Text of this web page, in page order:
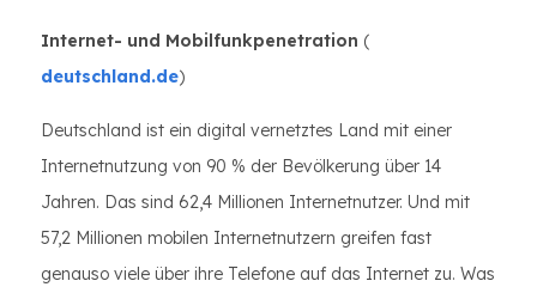
Internet- und Mobilfunkpenetration (
deutschland.de)
Deutschland ist ein digital vernetztes Land mit einer
Internetnutzung von 90 % der Bevölkerung über 14
Jahren. Das sind 62,4 Millionen Internetnutzer. Und mit
57,2 Millionen mobilen Internetnutzern greifen fast
genauso viele über ihre Telefone auf das Internet zu. Was